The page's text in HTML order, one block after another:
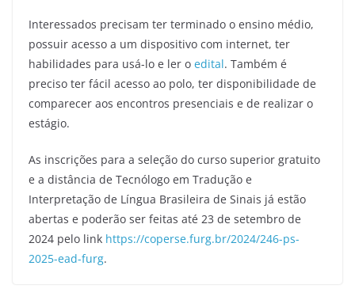
Interessados precisam ter terminado o ensino médio,
possuir acesso a um dispositivo com internet, ter
habilidades para usá-lo e ler o edital. Também é
preciso ter fácil acesso ao polo, ter disponibilidade de
comparecer aos encontros presenciais e de realizar o
estágio.
As inscrições para a seleção do curso superior gratuito
e a distância de Tecnólogo em Tradução e
Interpretação de Língua Brasileira de Sinais já estão
abertas e poderão ser feitas até 23 de setembro de
2024 pelo link https://coperse.furg.br/2024/246-ps-
2025-ead-furg.